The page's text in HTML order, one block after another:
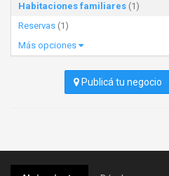
Habitaciones familiares (1)
Reservas (1)
Más opciones
Publicá tu negocio